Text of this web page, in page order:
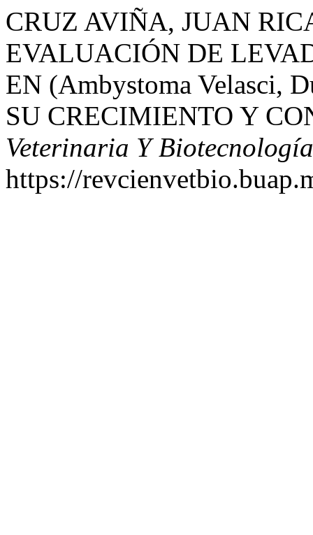
CRUZ AVIÑA, JUAN
EVALUACIÓN DE
EN (Ambystoma Velasci,
SU CRECIMIENTO Y
Veterinaria Y Biotecnología
https://